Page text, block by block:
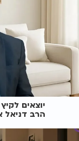
יוצאים
הרב דניאל